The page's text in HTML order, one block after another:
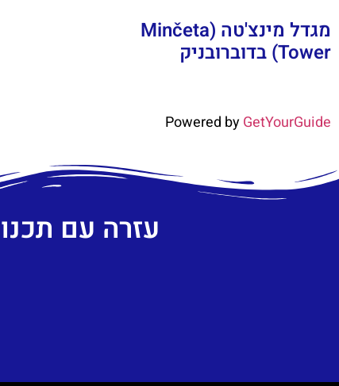
מגדל מינצ'טה (Minčeta
Tower) בדוברובניק
Powered byGetYourGuide
עזרה עם